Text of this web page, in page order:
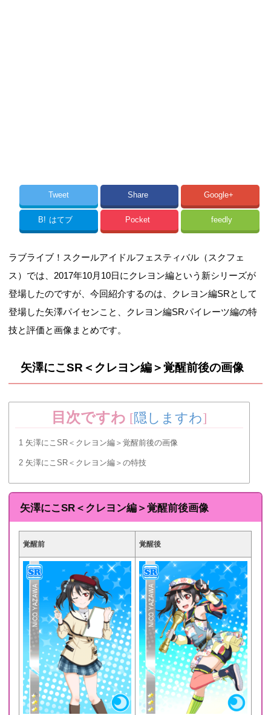
Tweet Share Google+
B! はてブ Pocket feedly
ラブライブ！スクールアイドルフェスティバル（スクフェ
ス）では、2017年10月10日にクレヨン編という新シリーズが
登場したのですが、今回紹介するのは、クレヨン編SRとして
登場した矢澤パイセンこと、クレヨン編SRパイレーツ編の特
技と評価と画像まとめです。
矢澤にこSR＜クレヨン編＞覚醒前後の画像
目次ですわ [隠しますわ]
1 矢澤にこSR＜クレヨン編＞覚醒前後の画像
2 矢澤にこSR＜クレヨン編＞の特技
矢澤にこSR＜クレヨン編＞覚醒前後画像
覚醒前 覚醒後